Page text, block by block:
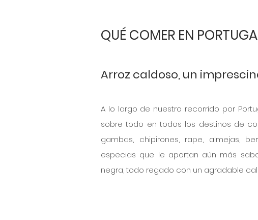
QUÉ COMER EN
Arroz caldoso, un
A lo largo de nuestro recorrido por
sobre todo en todos los destinos de
gambas, chipirones, rape, almejas,
especias que le aportan aún más
negra, todo regado con un agradable